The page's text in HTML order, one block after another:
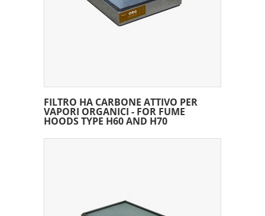
FILTRO HA CARBONE ATTIVO PER
VAPORI ORGANICI - FOR FUME
HOODS TYPE H60 AND H70